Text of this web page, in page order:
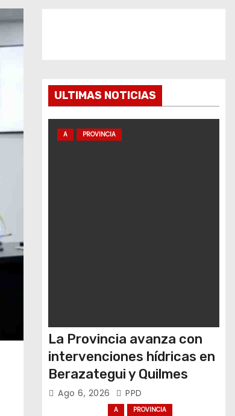
ULTIMAS NOTICIAS
A PROVINCIA
La Provincia avanza con
intervenciones hídricas en
Berazategui y Quilmes
Ago 6, 2026 PPD
A PROVINCIA